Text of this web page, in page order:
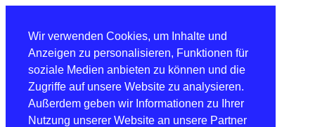
Wir verwenden Cookies, um Inhalte und
Anzeigen zu personalisieren, Funktionen für
soziale Medien anbieten zu können und die
Zugriffe auf unsere Website zu analysieren.
Außerdem geben wir Informationen zu Ihrer
Nutzung unserer Website an unsere Partner